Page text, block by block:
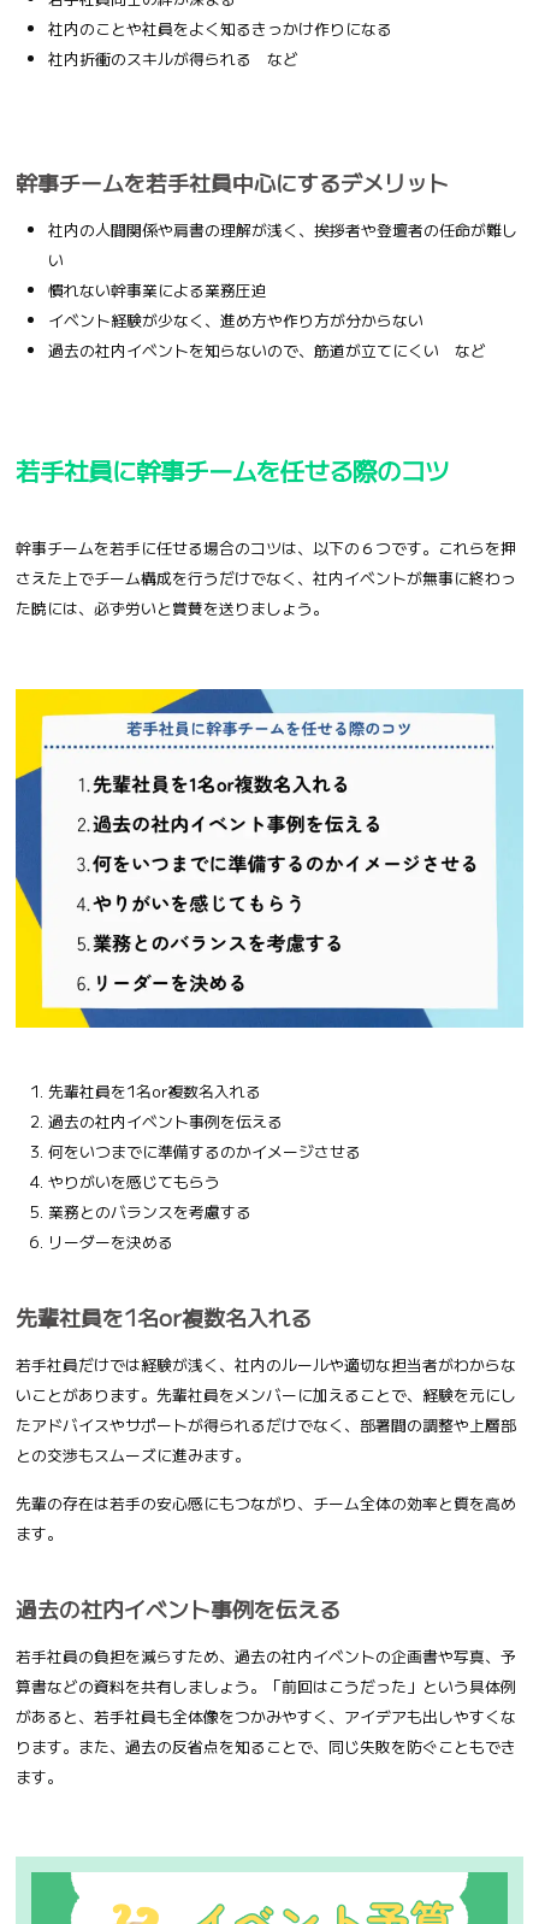
社内のことや社員をよく知るきっかけ作りになる
社内折衝のスキルが得られる など
幹事チームを若手社員中心にするデメリット
社内の人間関係や肩書の理解が浅く、挨拶者や登壇者の任命が難し
い
慣れない幹事業による業務圧迫
イベント経験が少なく、進め方や作り方が分からない
過去の社内イベントを知らないので、筋道が立てにくい など
若手社員に幹事チームを任せる際のコツ
幹事チームを若手に任せる場合のコツは、以下の６つです。これらを押
さえた上でチーム構成を行うだけでなく、社内イベントが無事に終わっ
た暁には、必ず労いと賞賛を送りましょう。
先輩社員を1名or複数名入れる
過去の社内イベント事例を伝える
何をいつまでに準備するのかイメージさせる
やりがいを感じてもらう
業務とのバランスを考慮する
リーダーを決める
先輩社員を1名or複数名入れる
若手社員だけでは経験が浅く、社内のルールや適切な担当者がわからな
いことがあります。先輩社員をメンバーに加えることで、経験を元にし
たアドバイスやサポートが得られるだけでなく、部署間の調整や上層部
との交渉もスムーズに進みます。
先輩の存在は若手の安心感にもつながり、チーム全体の効率と質を高め
ます。
過去の社内イベント事例を伝える
若手社員の負担を減らすため、過去の社内イベントの企画書や写真、予
算書などの資料を共有しましょう。「前回はこうだった」という具体例
があると、若手社員も全体像をつかみやすく、アイデアも出しやすくな
ります。また、過去の反省点を知ることで、同じ失敗を防ぐこともでき
ます。